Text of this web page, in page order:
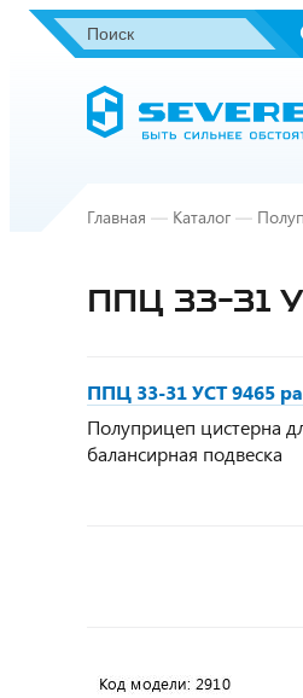
Главная — Каталог —
ППЦ 33-31
ППЦ 33-31 УСТ 9465
Полуприцеп цистерна
балансирная подвеска